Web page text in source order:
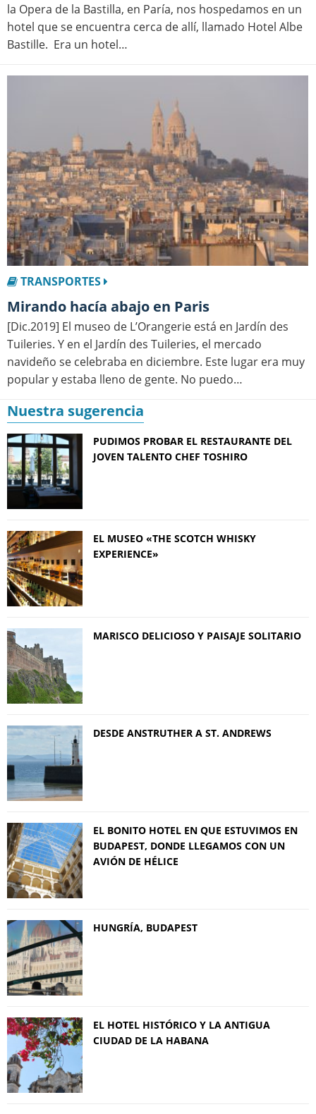
la Opera de la Bastilla, en Paría, nos hospedamos en un
hotel que se encuentra cerca de allí, llamado Hotel Albe
Bastille. Era un hotel…
TRANSPORTES
Mirando hacía abajo en Paris
[Dic.2019] El museo de L’Orangerie está en Jardín des
Tuileries. Y en el Jardín des Tuileries, el mercado
navideño se celebraba en diciembre. Este lugar era muy
popular y estaba lleno de gente. No puedo…
Nuestra sugerencia
PUDIMOS PROBAR EL RESTAURANTE DEL
JOVEN TALENTO CHEF TOSHIRO
EL MUSEO «THE SCOTCH WHISKY
EXPERIENCE»
MARISCO DELICIOSO Y PAISAJE SOLITARIO
DESDE ANSTRUTHER A ST. ANDREWS
EL BONITO HOTEL EN QUE ESTUVIMOS EN
BUDAPEST, DONDE LLEGAMOS CON UN
AVIÓN DE HÉLICE
HUNGRÍA, BUDAPEST
EL HOTEL HISTÓRICO Y LA ANTIGUA
CIUDAD DE LA HABANA